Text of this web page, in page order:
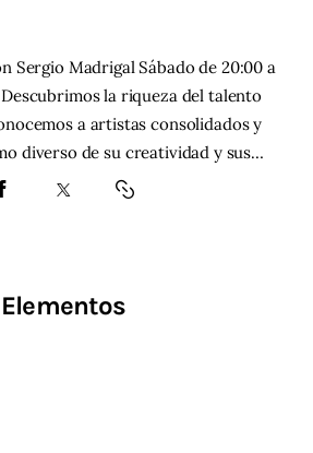
Sergio Madrigal Sábado de 20:00 a
Descubrimos la riqueza del talento
a artistas consolidados y
diverso de su creatividad y sus…
Elementos